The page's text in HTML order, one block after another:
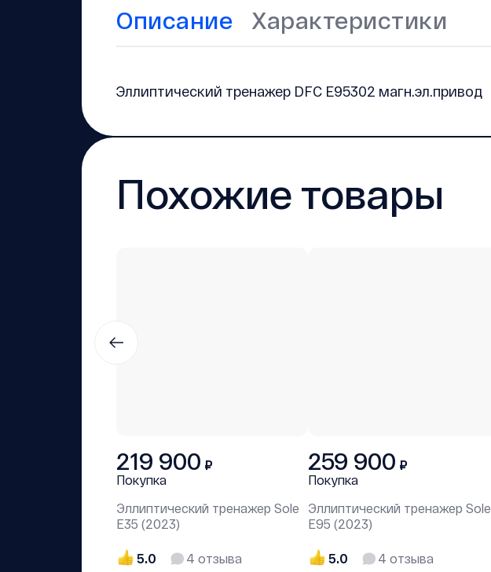
Описание Характеристики
Эллиптический тренажер DFC E95302 магн.эл.привод
Похожие товары
219 900 ₽
Покупка
Эллиптический тренажер Sole
Е35 (2023)
5.0 4 отзыва
259 900 ₽
Покупка
Эллиптический тренажер Sole
Е95 (2023)
5.0 4 отзыва